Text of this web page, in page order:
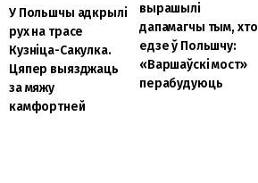
У Польшчы адкрылі
рух на трасе
Кузніца-Сакулка.
Цяпер выязджаць
за мяжу
камфортней
вырашылі
дапамагчы тым, хто
едзе ў Польшчу:
«Варшаўскі мост»
перабудуюць